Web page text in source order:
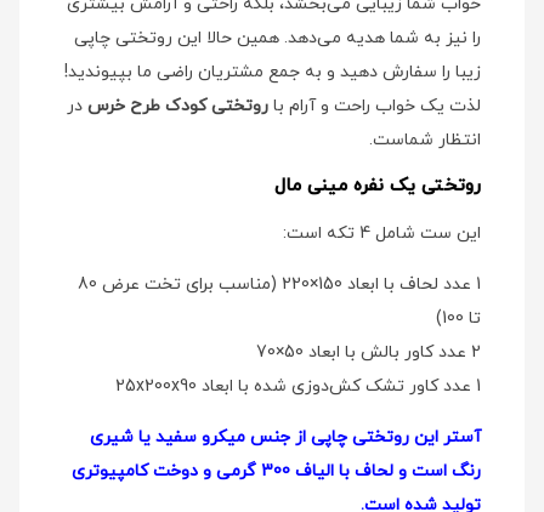
را نیز به شما هدیه می‌دهد. همین حالا این روتختی چاپی
زیبا را سفارش دهید و به جمع مشتریان راضی ما بپیوندید!
لذت یک خواب راحت و آرام با روتختی کودک طرح خرس در
انتظار شماست.
روتختی یک نفره مینی مال
این ست شامل 4 تکه است:
1 عدد لحاف با ابعاد 150×220 (مناسب برای تخت عرض 80
تا 100)
2 عدد کاور بالش با ابعاد 50×70
1 عدد کاور تشک کش‌دوزی شده با ابعاد 25x200x90
آستر این روتختی چاپی از جنس میکرو سفید یا شیری
رنگ است و لحاف با الیاف 300 گرمی و دوخت کامپیوتری
تولید شده است.